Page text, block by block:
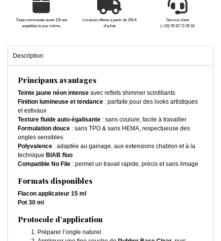
Toute commande avant 12h est
expédiée le jour même
Livraison offerte à partir de 150 €
d'achat
Service client
(+33) 05 62 71 09 18
Description
Principaux avantages
Teinte jaune néon intense avec reflets shimmer scintillants
Finition lumineuse et tendance : parfaite pour des looks artistiques
et estivaux
Texture fluide auto-égalisante : sans coulure, facile à travailler
Formulation douce : sans TPO & sans HEMA, respectueuse des
ongles sensibles
Polyvalence : adaptée au gainage, aux extensions chablon et à la
technique BIAB fluo
Compatible No File : permet un travail rapide, précis et sans limage
Formats disponibles
Flacon applicateur 15 ml
Pot 30 ml
Protocole d’application
Préparer l’ongle naturel.